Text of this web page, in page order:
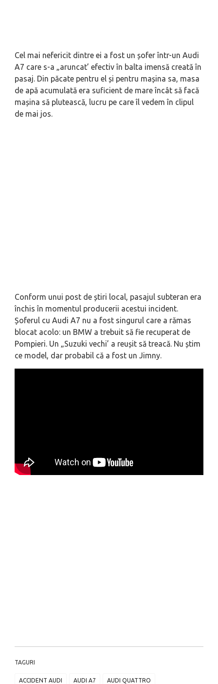
Cel mai nefericit dintre ei a fost un șofer într-un Audi
A7 care s-a „aruncat’ efectiv în balta imensă creată în
pasaj. Din păcate pentru el și pentru mașina sa, masa
de apă acumulată era suficient de mare încât să facă
mașina să plutească, lucru pe care îl vedem în clipul
de mai jos.
Conform unui post de știri local, pasajul subteran era
închis în momentul producerii acestui incident.
Șoferul cu Audi A7 nu a fost singurul care a rămas
blocat acolo: un BMW a trebuit să fie recuperat de
Pompieri. Un „Suzuki vechi’ a reușit să treacă. Nu știm
ce model, dar probabil că a fost un Jimny.
TAGURI
ACCIDENT AUDI AUDI A7 AUDI QUATTRO